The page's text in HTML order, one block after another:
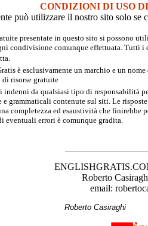
CONDIZIONI DI USO
può utilizzare il nostro sito solo se
presentate in questo sito si possono
condivisione comunque effettuata. Tutti
è esclusivamente un marchio e un
risorse gratuite
indenni da qualsiasi tipo di responsabilità
grammaticali contenute sul siti. Le
completezza ed esaustività che finirebbe
eventuali errori è comunque gradita.
Roberto
email:
Roberto